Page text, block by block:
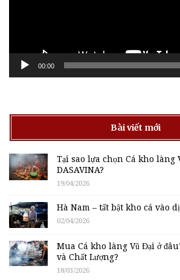
00:00
Bài viết mới
Tại sao lựa chọn Cá kho làng
DASAVINA?
19/04/2026
Hà Nam – tất bật kho cá vào
02/04/2026
Mua Cá kho làng Vũ Đại ở
và Chất Lượng?
18/03/2026